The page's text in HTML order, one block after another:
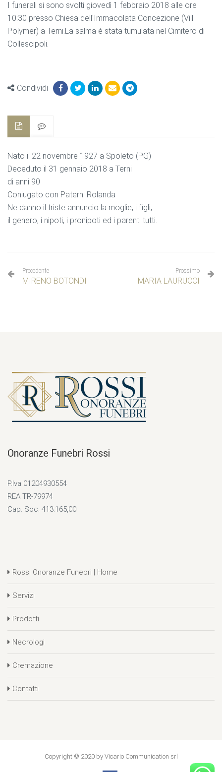
I funerali si sono svolti giovedì 1 febbraio 2018 alle ore
10:30 presso Chiesa dell'Immacolata Concezione (Vill.
Polymer) a Terni.La salma è stata tumulata nel Cimitero di
Collescipoli.
Condividi
Nato il 22 novembre 1927 a Spoleto (PG)
Deceduto il 31 gennaio 2018 a Terni
di anni 90
Coniugato con Paterni Rolanda
Ne danno il triste annuncio la moglie, i figli,
il genero, i nipoti, i pronipoti ed i parenti tutti.
Precedente
MIRENO BOTONDI
Prossimo
MARIA LAURUCCI
Onoranze Funebri Rossi
P.Iva 01204930554
REA TR-79974
Cap. Soc. 413.165,00
Rossi Onoranze Funebri | Home
Servizi
Prodotti
Necrologi
Cremazione
Contatti
Copyright © 2020 by Vicario Communication srl